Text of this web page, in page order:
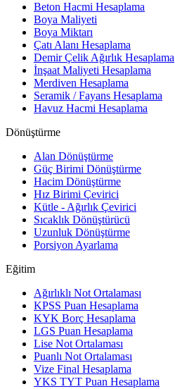
Beton Hacmi Hesaplama
Boya Maliyeti
Boya Miktarı
Çatı Alanı Hesaplama
Demir Çelik Ağırlık Hesaplama
İnşaat Maliyeti Hesaplama
Merdiven Hesaplama
Seramik / Fayans Hesaplama
Havuz Hacmi Hesaplama
Dönüştürme
Alan Dönüştürme
Güç Birimi Dönüştürme
Hacim Dönüştürme
Hız Birimi Çevirici
Kütle - Ağırlık Çevirici
Sıcaklık Dönüştürücü
Uzunluk Dönüştürme
Porsiyon Ayarlama
Eğitim
Ağırlıklı Not Ortalaması
KPSS Puan Hesaplama
KYK Borç Hesaplama
LGS Puan Hesaplama
Lise Not Ortalaması
Puanlı Not Ortalaması
Vize Final Hesaplama
YKS TYT Puan Hesaplama